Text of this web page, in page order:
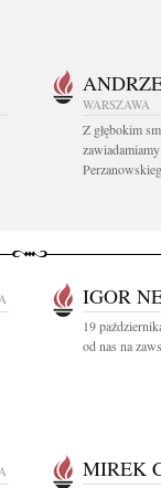
WARSZAWA
Z głębokim
IGOR
19
od nas na
MIREK